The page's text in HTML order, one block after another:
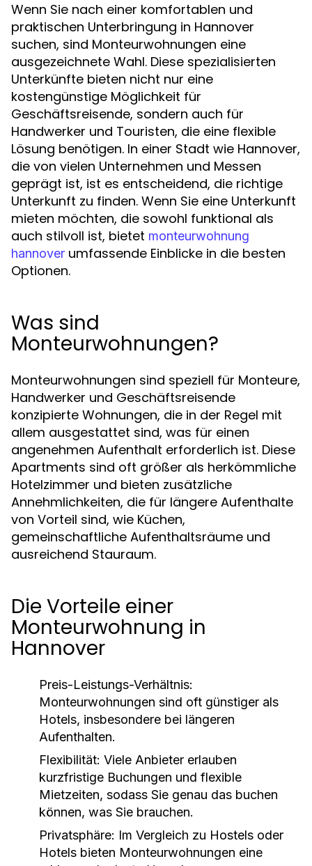
Wenn Sie nach einer komfortablen und
praktischen Unterbringung in Hannover
suchen, sind Monteurwohnungen eine
ausgezeichnete Wahl. Diese spezialisierten
Unterkünfte bieten nicht nur eine
kostengünstige Möglichkeit für
Geschäftsreisende, sondern auch für
Handwerker und Touristen, die eine flexible
Lösung benötigen. In einer Stadt wie Hannover,
die von vielen Unternehmen und Messen
geprägt ist, ist es entscheidend, die richtige
Unterkunft zu finden. Wenn Sie eine Unterkunft
mieten möchten, die sowohl funktional als
auch stilvoll ist, bietet monteurwohnung
hannover umfassende Einblicke in die besten
Optionen.
Was sind
Monteurwohnungen?
Monteurwohnungen sind speziell für Monteure,
Handwerker und Geschäftsreisende
konzipierte Wohnungen, die in der Regel mit
allem ausgestattet sind, was für einen
angenehmen Aufenthalt erforderlich ist. Diese
Apartments sind oft größer als herkömmliche
Hotelzimmer und bieten zusätzliche
Annehmlichkeiten, die für längere Aufenthalte
von Vorteil sind, wie Küchen,
gemeinschaftliche Aufenthaltsräume und
ausreichend Stauraum.
Die Vorteile einer
Monteurwohnung in
Hannover
Preis-Leistungs-Verhältnis:
Monteurwohnungen sind oft günstiger als
Hotels, insbesondere bei längeren
Aufenthalten.
Flexibilität: Viele Anbieter erlauben
kurzfristige Buchungen und flexible
Mietzeiten, sodass Sie genau das buchen
können, was Sie brauchen.
Privatsphäre: Im Vergleich zu Hostels oder
Hotels bieten Monteurwohnungen eine